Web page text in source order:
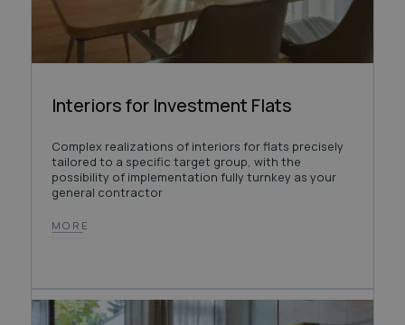
Interiors for Investment Flats
Complex realizations of interiors for flats precisely
tailored to a specific target group, with the
possibility of implementation fully turnkey as your
general contractor
MORE